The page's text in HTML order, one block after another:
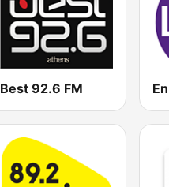
Best 92.6 FM